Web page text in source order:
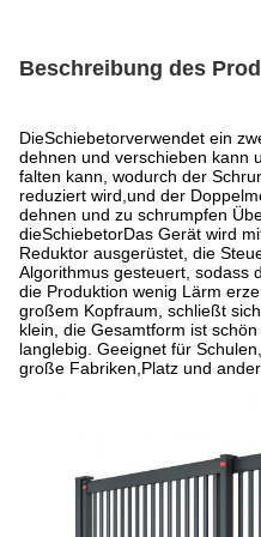
Beschreibung des
DieSchiebetorverwendet ein
dehnen und verschieben kann
falten kann, wodurch der
reduziert wird,und der
dehnen und zu schrumpfen
dieSchiebetorDas Gerät wird
Reduktor ausgerüstet, die
Algorithmus gesteuert, sodass
die Produktion wenig Lärm
großem Kopfraum, schließt
klein, die Gesamtform ist
langlebig. Geeignet für
große Fabriken,Platz und